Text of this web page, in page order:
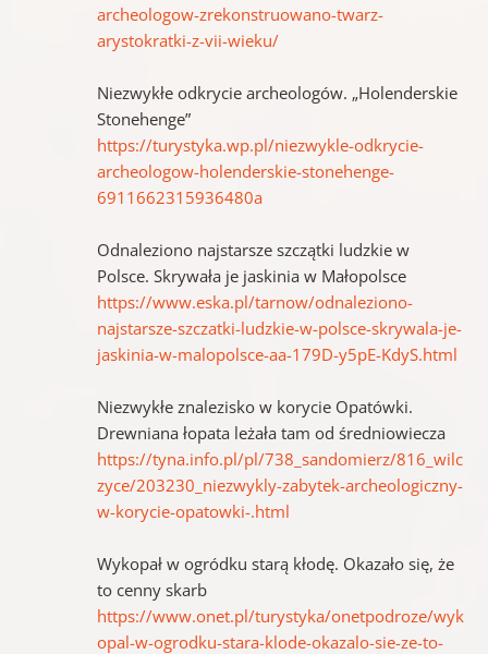
archeologow-zrekonstruowano-twarz-
arystokratki-z-vii-wieku/
Niezwykłe odkrycie archeologów. „Holenderskie
Stonehenge”
https://turystyka.wp.pl/niezwykle-odkrycie-
archeologow-holenderskie-stonehenge-
6911662315936480a
Odnaleziono najstarsze szczątki ludzkie w
Polsce. Skrywała je jaskinia w Małopolsce
https://www.eska.pl/tarnow/odnaleziono-
najstarsze-szczatki-ludzkie-w-polsce-skrywala-je-
jaskinia-w-malopolsce-aa-179D-y5pE-KdyS.html
Niezwykłe znalezisko w korycie Opatówki.
Drewniana łopata leżała tam od średniowiecza
https://tyna.info.pl/pl/738_sandomierz/816_wilc
zyce/203230_niezwykly-zabytek-archeologiczny-
w-korycie-opatowki-.html
Wykopał w ogródku starą kłodę. Okazało się, że
to cenny skarb
https://www.onet.pl/turystyka/onetpodroze/wyk
opal-w-ogrodku-stara-klode-okazalo-sie-ze-to-